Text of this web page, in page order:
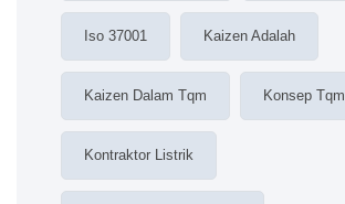
Iso 37001 Kaizen Adalah
Kaizen Dalam Tqm Konsep Tqm
Kontraktor Listrik